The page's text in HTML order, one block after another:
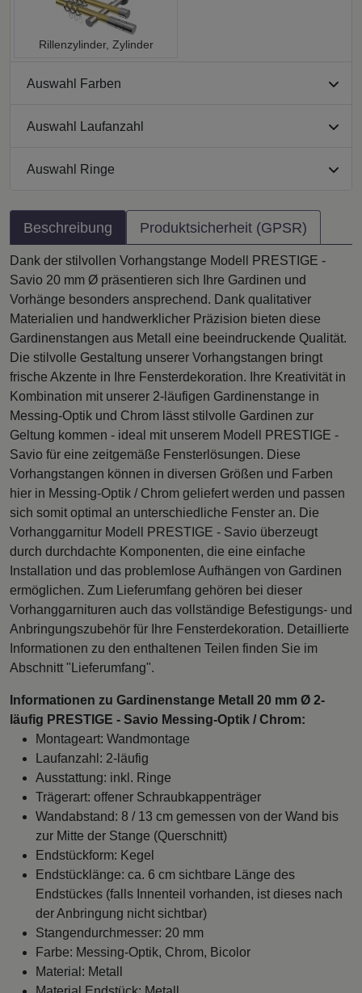
Rillenzylinder, Zylinder
Auswahl Farben
Auswahl Laufanzahl
Auswahl Ringe
Beschreibung Produktsicherheit (GPSR)
Dank der stilvollen Vorhangstange Modell PRESTIGE -
Savio 20 mm Ø präsentieren sich Ihre Gardinen und
Vorhänge besonders ansprechend. Dank qualitativer
Materialien und handwerklicher Präzision bieten diese
Gardinenstangen aus Metall eine beeindruckende Qualität.
Die stilvolle Gestaltung unserer Vorhangstangen bringt
frische Akzente in Ihre Fensterdekoration. Ihre Kreativität in
Kombination mit unserer 2-läufigen Gardinenstange in
Messing-Optik und Chrom lässt stilvolle Gardinen zur
Geltung kommen - ideal mit unserem Modell PRESTIGE -
Savio für eine zeitgemäße Fensterlösungen. Diese
Vorhangstangen können in diversen Größen und Farben
hier in Messing-Optik / Chrom geliefert werden und passen
sich somit optimal an unterschiedliche Fenster an. Die
Vorhanggarnitur Modell PRESTIGE - Savio überzeugt
durch durchdachte Komponenten, die eine einfache
Installation und das problemlose Aufhängen von Gardinen
ermöglichen. Zum Lieferumfang gehören bei dieser
Vorhanggarnituren auch das vollständige Befestigungs- und
Anbringungszubehör für Ihre Fensterdekoration. Detaillierte
Informationen zu den enthaltenen Teilen finden Sie im
Abschnitt "Lieferumfang".
Informationen zu Gardinenstange Metall 20 mm Ø 2-
läufig PRESTIGE - Savio Messing-Optik / Chrom:
Montageart: Wandmontage
Laufanzahl: 2-läufig
Ausstattung: inkl. Ringe
Trägerart: offener Schraubkappenträger
Wandabstand: 8 / 13 cm gemessen von der Wand bis
zur Mitte der Stange (Querschnitt)
Endstückform: Kegel
Endstücklänge: ca. 6 cm sichtbare Länge des
Endstückes (falls Innenteil vorhanden, ist dieses nach
der Anbringung nicht sichtbar)
Stangendurchmesser: 20 mm
Farbe: Messing-Optik, Chrom, Bicolor
Material: Metall